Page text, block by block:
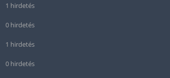
1 hirdetés
0 hirdetés
1 hirdetés
0 hirdetés